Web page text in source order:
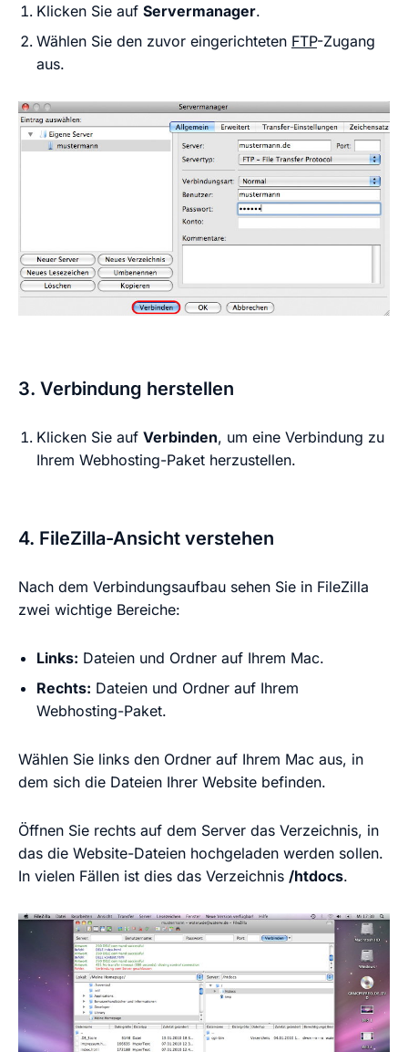
Klicken Sie auf Servermanager.
Wählen Sie den zuvor eingerichteten FTP-Zugang
aus.
3. Verbindung herstellen
Klicken Sie auf Verbinden, um eine Verbindung zu
Ihrem Webhosting-Paket herzustellen.
4. FileZilla-Ansicht verstehen
Nach dem Verbindungsaufbau sehen Sie in FileZilla
zwei wichtige Bereiche:
Links: Dateien und Ordner auf Ihrem Mac.
Rechts: Dateien und Ordner auf Ihrem
Webhosting-Paket.
Wählen Sie links den Ordner auf Ihrem Mac aus, in
dem sich die Dateien Ihrer Website befinden.
Öffnen Sie rechts auf dem Server das Verzeichnis, in
das die Website-Dateien hochgeladen werden sollen.
In vielen Fällen ist dies das Verzeichnis /htdocs.